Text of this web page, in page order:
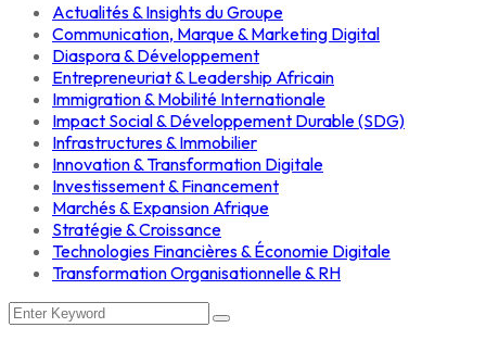
Actualités & Insights du Groupe
Communication, Marque & Marketing Digital
Diaspora & Développement
Entrepreneuriat & Leadership Africain
Immigration & Mobilité Internationale
Impact Social & Développement Durable (SDG)
Infrastructures & Immobilier
Innovation & Transformation Digitale
Investissement & Financement
Marchés & Expansion Afrique
Stratégie & Croissance
Technologies Financières & Économie Digitale
Transformation Organisationnelle & RH